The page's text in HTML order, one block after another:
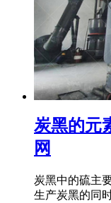
炭黑的元
网
炭黑中的硫主
生产炭黑的同